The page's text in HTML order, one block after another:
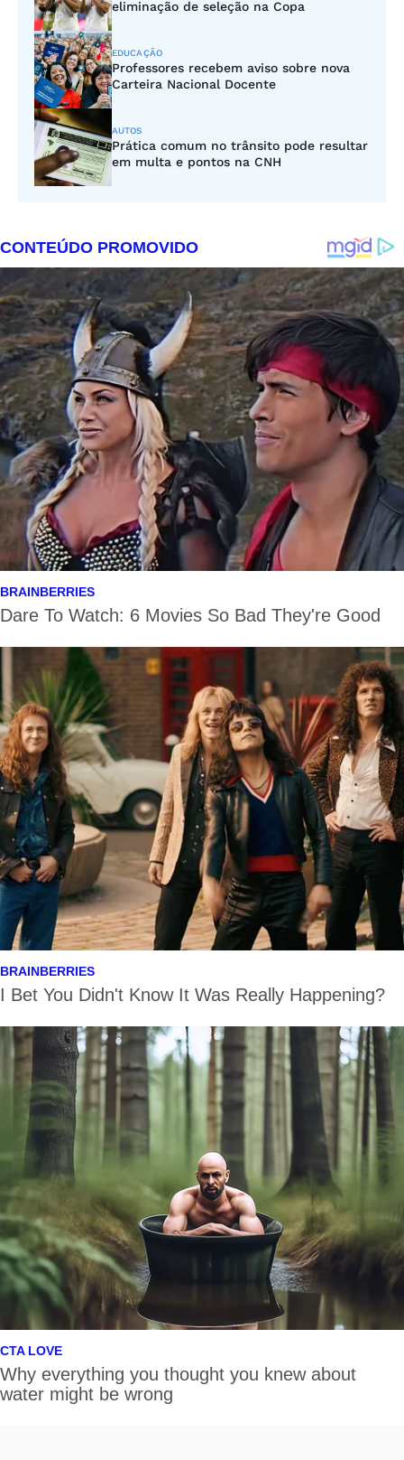
eliminação de seleção na Copa
EDUCAÇÃO
Professores recebem aviso sobre nova
Carteira Nacional Docente
AUTOS
Prática comum no trânsito pode resultar
em multa e pontos na CNH